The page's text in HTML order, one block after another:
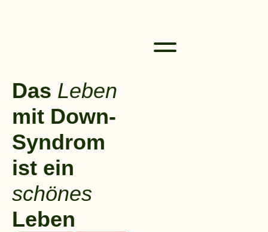
Das Leben
mit Down-
Syndrom
ist ein
schönes
Leben